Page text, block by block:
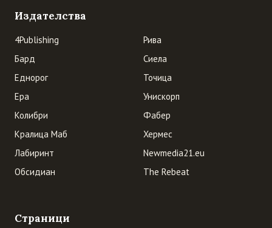
Издателства
4Publishing
Бард
Еднорог
Ера
Колибри
Кралица Маб
Лабиринт
Обсидиан
Рива
Сиела
Точица
Унискорп
Фабер
Хермес
Newmedia21.eu
The Rebeat
Страници